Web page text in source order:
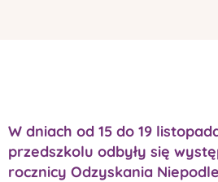
W dniach od 15 do 19
przedszkolu odbyły się
rocznicy Odzyskania